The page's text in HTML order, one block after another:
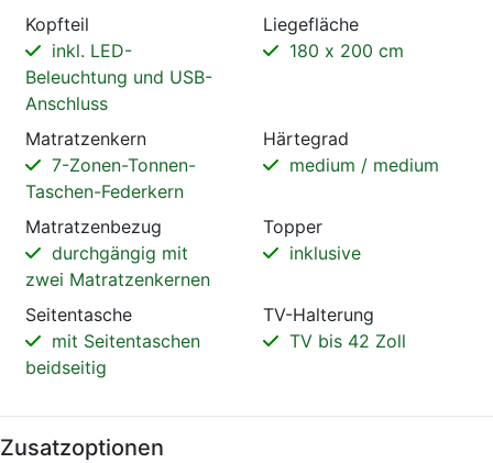
Kopfteil
inkl. LED-
Beleuchtung und USB-
Anschluss
Liegefläche
180 x 200 cm
Matratzenkern
7-Zonen-Tonnen-
Taschen-Federkern
Härtegrad
medium / medium
Matratzenbezug
durchgängig mit
zwei Matratzenkernen
Topper
inklusive
Seitentasche
mit Seitentaschen
beidseitig
TV-Halterung
TV bis 42 Zoll
Zusatzoptionen